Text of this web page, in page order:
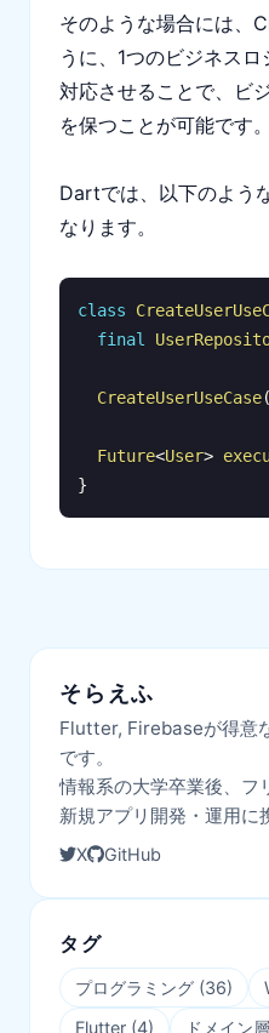
そのような場合には、
うに、1つのビジネス
対応させることで、ビ
を保つことが可能です。
Dartでは、以下のよう
なります。
class
final
CreateUserUseCase(
Future<User>
}
そらえふ
Flutter, Firebaseが得意
です。
情報系の大学卒業後、フ
新規アプリ開発・運用に
X GitHub
タグ
プログラミング (36)
Flutter (4) ドメイン層